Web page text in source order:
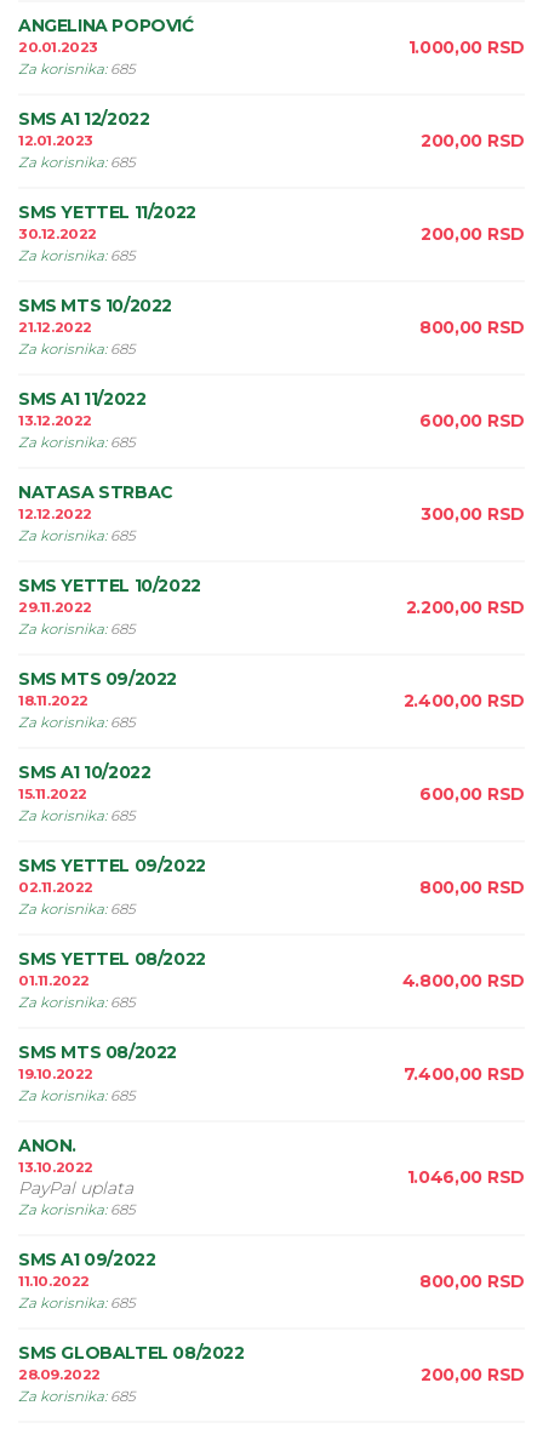
ANGELINA POPOVIĆ
20.01.2023
Za korisnika: 685
1.000,00 RSD
SMS A1 12/2022
12.01.2023
Za korisnika: 685
200,00 RSD
SMS YETTEL 11/2022
30.12.2022
Za korisnika: 685
200,00 RSD
SMS MTS 10/2022
21.12.2022
Za korisnika: 685
800,00 RSD
SMS A1 11/2022
13.12.2022
Za korisnika: 685
600,00 RSD
NATASA STRBAC
12.12.2022
Za korisnika: 685
300,00 RSD
SMS YETTEL 10/2022
29.11.2022
Za korisnika: 685
2.200,00 RSD
SMS MTS 09/2022
18.11.2022
Za korisnika: 685
2.400,00 RSD
SMS A1 10/2022
15.11.2022
Za korisnika: 685
600,00 RSD
SMS YETTEL 09/2022
02.11.2022
Za korisnika: 685
800,00 RSD
SMS YETTEL 08/2022
01.11.2022
Za korisnika: 685
4.800,00 RSD
SMS MTS 08/2022
19.10.2022
Za korisnika: 685
7.400,00 RSD
ANON.
13.10.2022
PayPal uplata
Za korisnika: 685
1.046,00 RSD
SMS A1 09/2022
11.10.2022
Za korisnika: 685
800,00 RSD
SMS GLOBALTEL 08/2022
28.09.2022
Za korisnika: 685
200,00 RSD